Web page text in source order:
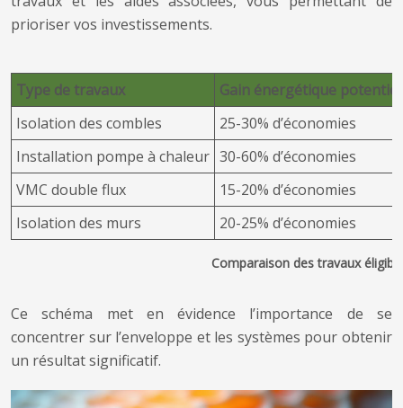
prioriser vos investissements.
Comparaison des travaux
Type de travaux
Gain énergétique potentiel
Isolation des combles
25-30% d’économies
Installation pompe à chaleur 30-60% d’économies
VMC double flux
15-20% d’économies
Isolation des murs
20-25% d’économies
Ce schéma met en évidence l’importance de se
concentrer sur l’enveloppe et les systèmes pour obtenir
un résultat significatif.